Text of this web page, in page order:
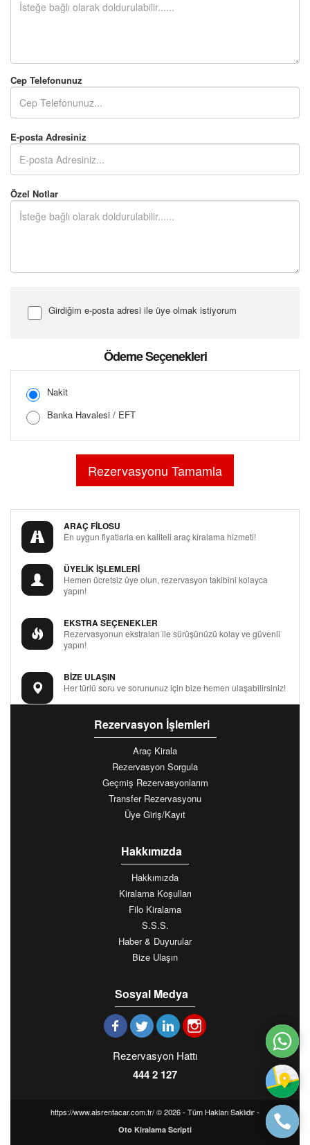
Cep Telefonunuz
E-posta Adresiniz
Özel Notlar
Girdiğim e-posta adresi ile üye olmak istiyorum
Şifreyi Tekrar Girin
Ödeme Seçenekleri
Nakit
Banka Havalesi / EFT
ARAÇ FİLOSU
En uygun fiyatlarla en kaliteli araç kiralama hizmeti!
ÜYELİK İŞLEMLERİ
Hemen ücretsiz üye olun, rezervasyon takibini kolayca
yapın!
EKSTRA SEÇENEKLER
Rezervasyonun ekstraları ile sürüşünüzü kolay ve güvenli
yapın!
BİZE ULAŞIN
Her türlü soru ve sorununuz için bize hemen ulaşabilirsiniz!
Rezervasyon İşlemleri
Araç Kirala
Rezervasyon Sorgula
Geçmiş Rezervasyonlarım
Transfer Rezervasyonu
Üye Giriş/Kayıt
Hakkımızda
Hakkımızda
Kiralama Koşulları
Filo Kiralama
S.S.S.
Haber & Duyurular
Bize Ulaşın
Sosyal Medya
Rezervasyon Hattı
444 2 127
https://www.aisrentacar.com.tr/ © 2026 - Tüm Hakları Saklıdır -
Oto Kiralama Scripti